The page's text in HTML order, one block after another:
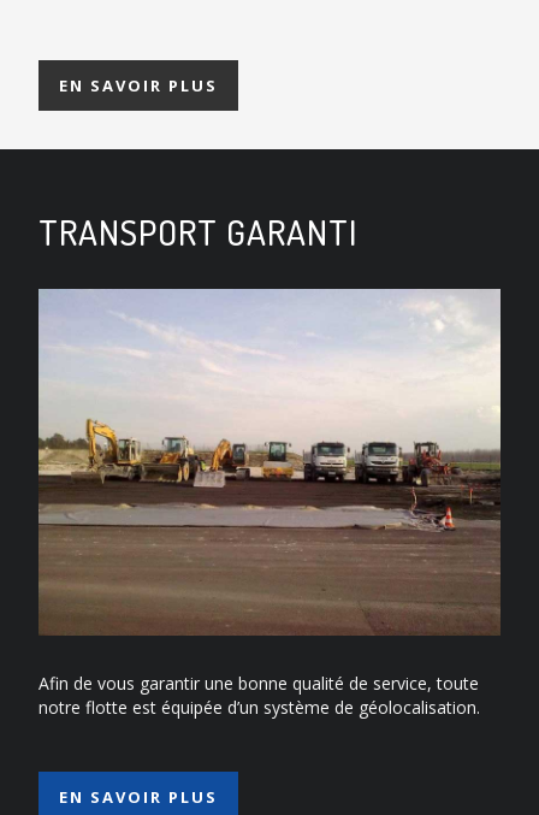
EN SAVOIR PLUS
TRANSPORT GARANTI
Afin de vous garantir une bonne qualité de service, toute
notre flotte est équipée d’un système de géolocalisation.
EN SAVOIR PLUS